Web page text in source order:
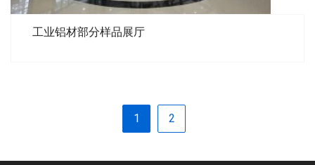
工业铝材部分样品展厅
1 2